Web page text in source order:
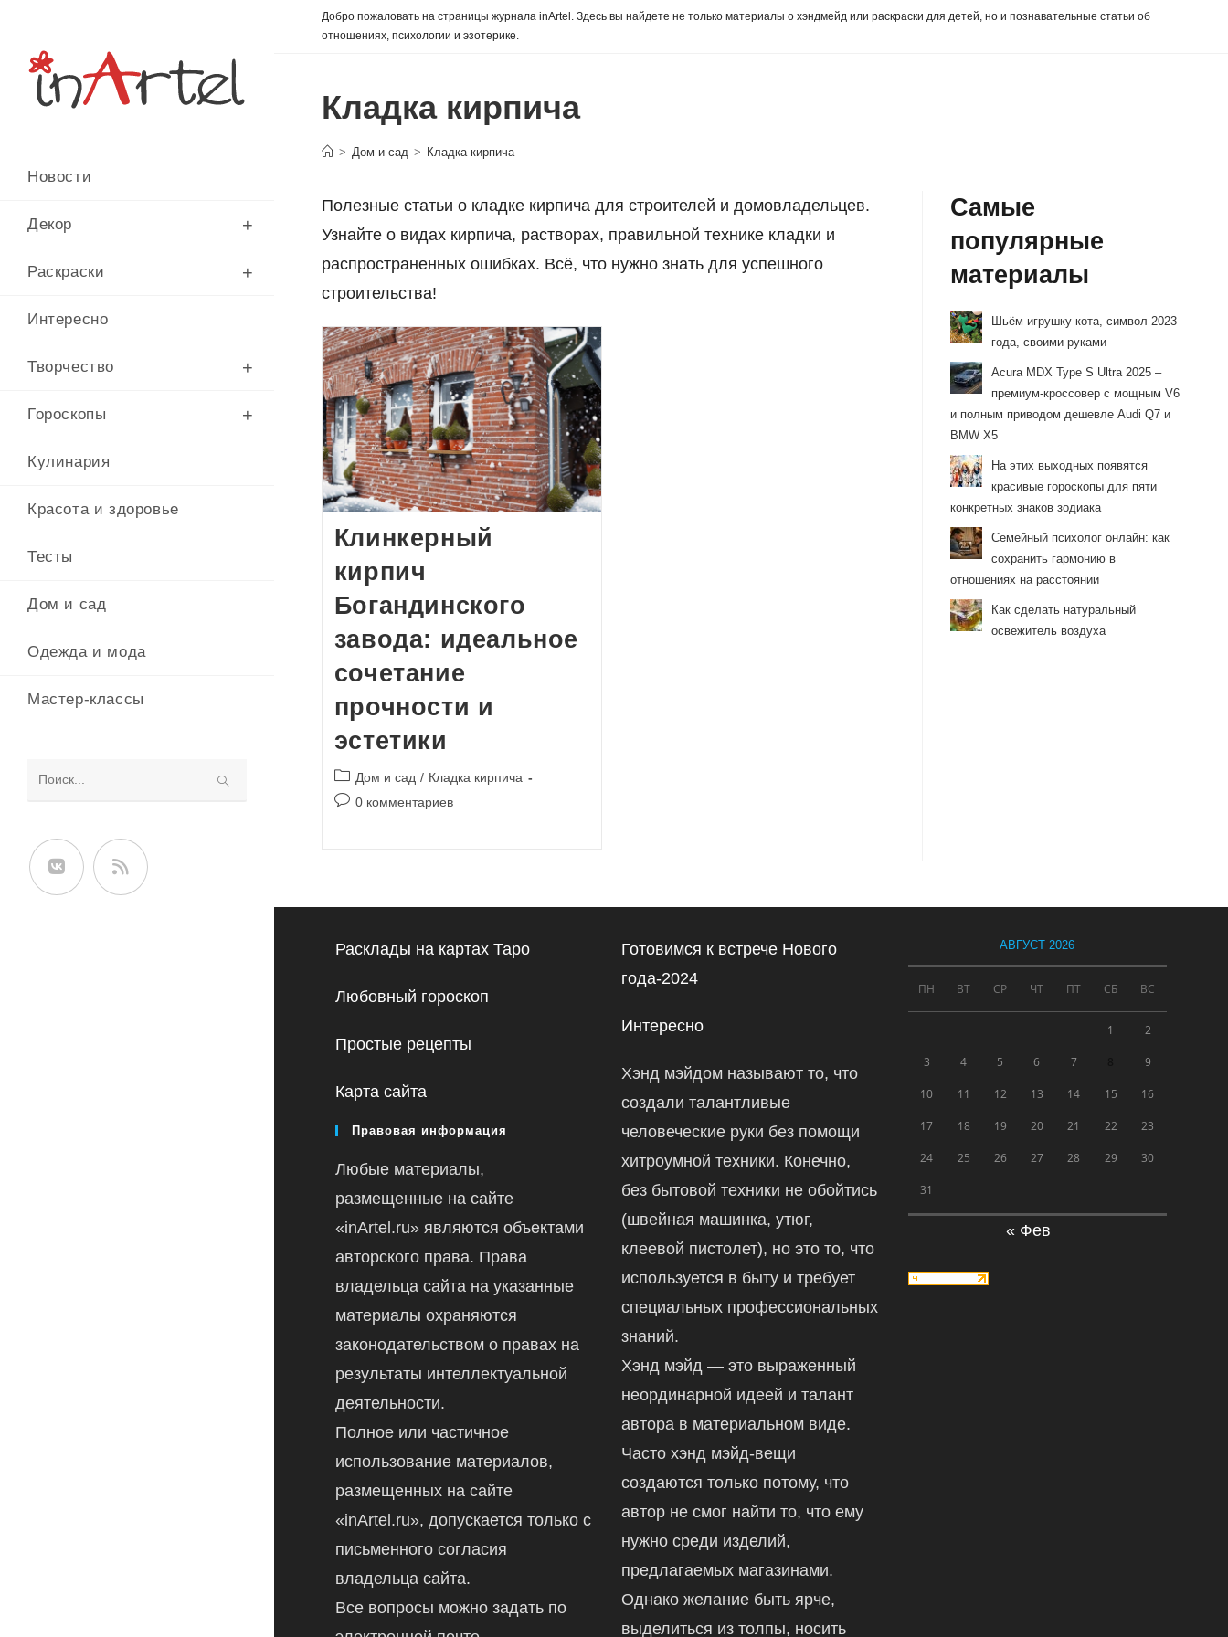
ПерейтиДобро пожаловать на страницы журнала inArtel. Здесь вы найдете не только материалы о хэндмейд или раскраски для детей, но и познавательные статьи об
отношениях, психологии и эзотерике.
Новости
Декор
Раскраски
Интересно
Творчество
Гороскопы
Кулинария
Красота и здоровье
Тесты
Дом и сад
Одежда и мода
Мастер-классы
сайте
Кладка кирпича
> Дом и сад > Кладка кирпича
Полезные статьи о кладке кирпича для строителей и домовладельцев.
Узнайте о видах кирпича, растворах, правильной технике кладки и
распространенных ошибках. Всё, что нужно знать для успешного
строительства!
Клинкерный
кирпич
Богандинского
завода: идеальное
сочетание
прочности и
эстетики
Рубрика
записи:
Дом и сад / Кладка кирпича
Комментарии
0 комментариев
Самые
популярные
материалы
Шьём игрушку кота, символ 2023
года, своими руками
Acura MDX Type S Ultra 2025 –
премиум-кроссовер с мощным V6
и полным приводом дешевле Audi Q7 и
BMW X5
На этих выходных появятся
красивые гороскопы для пяти
конкретных знаков зодиака
Семейный психолог онлайн: как
сохранить гармонию в
отношениях на расстоянии
Как сделать натуральный
освежитель воздуха
Расклады на картах Таро
Любовный гороскоп
Простые рецепты
Карта сайта
Правовая информация
Любые материалы,
размещенные на сайте
«inArtel.ru» являются объектами
авторского права. Права
владельца сайта на указанные
материалы охраняются
законодательством о правах на
результаты интеллектуальной
деятельности.
Полное или частичное
использование материалов,
размещенных на сайте
«inArtel.ru», допускается только с
письменного согласия
владельца сайта.
Все вопросы можно задать по
Готовимся к встрече Нового
года-2024
Интересно
Хэнд мэйдом называют то, что
создали талантливые
человеческие руки без помощи
хитроумной техники. Конечно,
без бытовой техники не обойтись
(швейная машинка, утюг,
клеевой пистолет), но это то, что
используется в быту и требует
специальных профессиональных
знаний.
Хэнд мэйд — это выраженный
неординарной идеей и талант
автора в материальном виде.
Часто хэнд мэйд-вещи
создаются только потому, что
автор не смог найти то, что ему
нужно среди изделий,
предлагаемых магазинами.
Однако желание быть ярче,
выделиться из толпы, носить
АВГУСТ 2026
ПН ВТ СР ЧТ ПТ СБ ВС
1 2
3 4 5 6 7 9
10 11 12 13 14 15 16
17 18 19 20 21 22 23
24 25 26 27 28 29 30
31
« Фев